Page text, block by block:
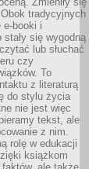
tradycyjnych
e-booki i
się wygodną
lub słuchać
czy
To
z literaturą
do stylu życia
nie jest więc
tekst, ale
z nim.
rolę w edukacji
książkom